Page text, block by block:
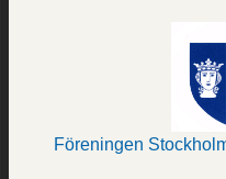
Föreningen